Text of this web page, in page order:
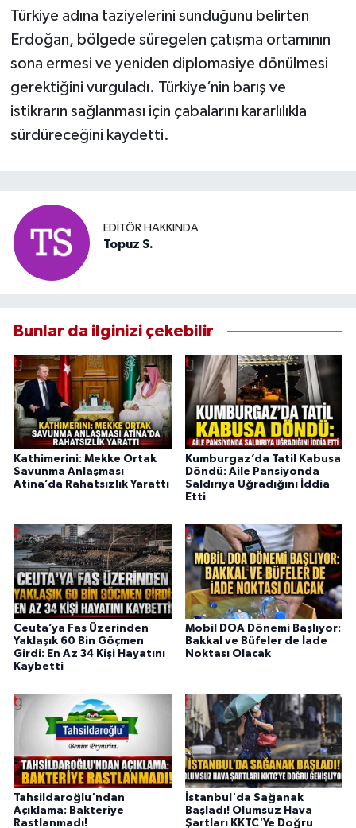
Türkiye adına taziyelerini sunduğunu belirten
Erdoğan, bölgede süregelen çatışma ortamının
sona ermesi ve yeniden diplomasiye dönülmesi
gerektiğini vurguladı. Türkiye’nin barış ve
istikrarın sağlanması için çabalarını kararlılıkla
sürdüreceğini kaydetti.
EDITÖR HAKKINDA
Topuz S.
Bunlar da ilginizi çekebilir
Kathimerini: Mekke Ortak
Savunma Anlaşması
Atina’da Rahatsızlık Yarattı
Kumburgaz’da Tatil Kabusa
Döndü: Aile Pansiyonda
Saldırıya Uğradığını İddia
Etti
Ceuta’ya Fas Üzerinden
Yaklaşık 60 Bin Göçmen
Girdi: En Az 34 Kişi Hayatını
Kaybetti
Mobil DOA Dönemi Başlıyor:
Bakkal ve Büfeler de İade
Noktası Olacak
Tahsildaroğlu'ndan
Açıklama: Bakteriye
Rastlanmadı!
İstanbul'da Sağanak
Başladı! Olumsuz Hava
Şartları KKTC'Ye Doğru